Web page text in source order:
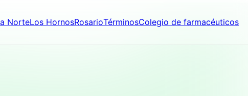
NorteLos HornosRosarioTérminosColegio de farmacéuticos